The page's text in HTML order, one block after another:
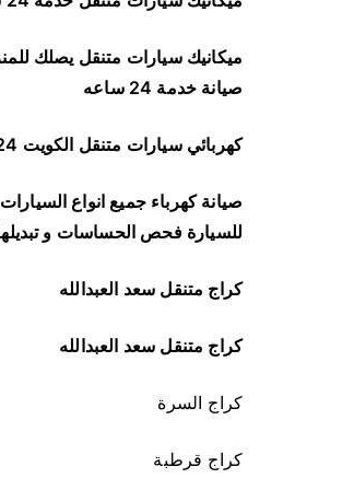
ميكانيك سيارات متنقل يصلك
صيانة خدمة 24 ساعه
كهربائي سيارات متنقل الكويت 24 ساعه
صيانة كهرباء جميع انواع
للسيارة فحص الحساسات و
كراج متنقل سعد العبدالله
كراج متنقل سعد العبدالله
كراج السرة
كراج قرطبة